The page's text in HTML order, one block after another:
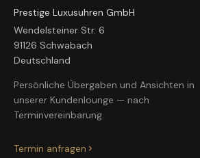
Prestige Luxusuhren GmbH
Wendelsteiner Str. 6
91126 Schwabach
Deutschland
Persönliche Übergaben und Ansichten in
unserer Kundenlounge — nach
Terminvereinbarung.
Termin anfragen